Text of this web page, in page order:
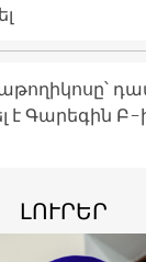
է Գարեգին Բ-
ԼՈՒՐԵՐ